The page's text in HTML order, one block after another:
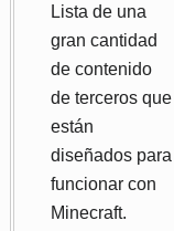
Lista de una
gran cantidad
de contenido
de terceros que
están
diseñados para
funcionar con
Minecraft.